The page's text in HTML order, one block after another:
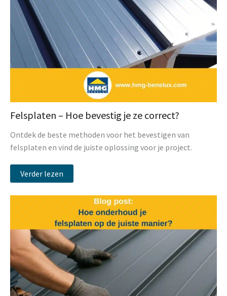
Felsplaten – Hoe bevestig je ze correct?
Ontdek de beste methoden voor het bevestigen van
felsplaten en vind de juiste oplossing voor je project.
Verder lezen